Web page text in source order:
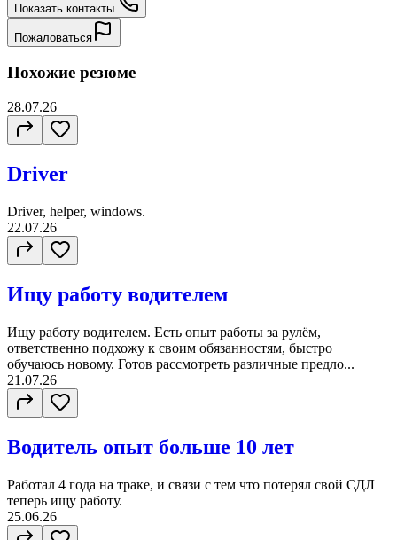
Показать контакты
Пожаловаться
Похожие резюме
28.07.26
Driver
Driver, helper, windows.
22.07.26
Ищу работу водителем
Ищу работу водителем. Есть опыт работы за рулём,
ответственно подхожу к своим обязанностям, быстро
обучаюсь новому. Готов рассмотреть различные предло...
21.07.26
Водитель опыт больше 10 лет
Работал 4 года на траке, и связи с тем что потерял свой СДЛ
теперь ищу работу.
25.06.26